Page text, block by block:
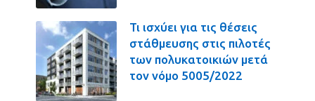
Τι ισχύει για τις θέσεις
στάθμευσης στις πιλοτές
των πολυκατοικιών μετά
τον νόμο 5005/2022